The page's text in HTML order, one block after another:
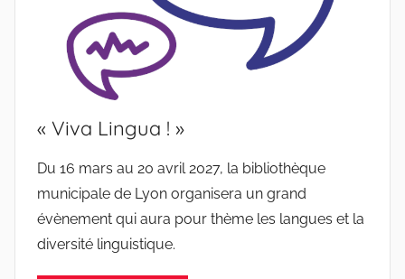
« Viva Lingua ! »
Du 16 mars au 20 avril 2027, la bibliothèque
municipale de Lyon organisera un grand
évènement qui aura pour thème les langues et la
diversité linguistique.